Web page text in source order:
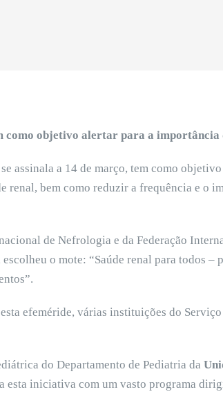
como objetivo alertar para a importância
assinala a 14 de março, tem como
renal, bem como reduzir a frequência e o
de Nefrologia e da Federação
o mote: “Saúde renal para todos –
efeméride, várias instituições do
do Departamento de Pediatria da
esta iniciativa com um vasto programa